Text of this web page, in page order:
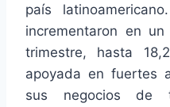
país
incrementaron en
trimestre, hasta
apoyada en fuertes
sus negocios de